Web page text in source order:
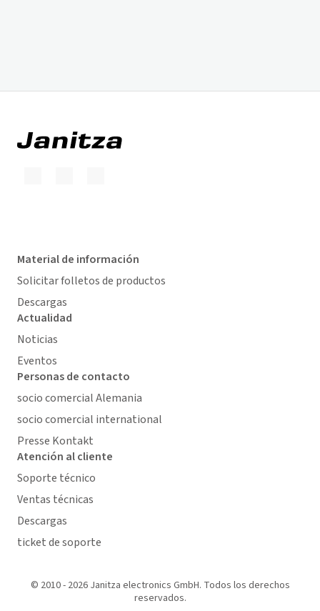
Material de información
Solicitar folletos de productos
Descargas
Actualidad
Noticias
Eventos
Personas de contacto
socio comercial Alemania
socio comercial international
Presse Kontakt
Atención al cliente
Soporte técnico
Ventas técnicas
Descargas
ticket de soporte
© 2010 - 2026 Janitza electronics GmbH. Todos los derechos
reservados.